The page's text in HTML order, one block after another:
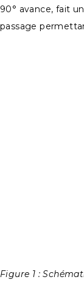
90° avance, fait
passage
Figure 1 :